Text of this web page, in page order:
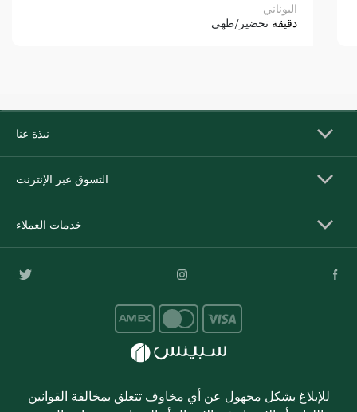
اليوناني
دقيقة تحضير/طهي
نبذة عنا
التسوق عبر الإنترنت
خدمات العملاء
للإبلاغ بشكل مجهول عن أي مخاوف تتعلق بمخالفة القوانين